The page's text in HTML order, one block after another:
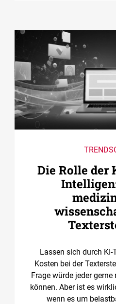
Die Rolle der
Lassen sich durch KI-
Kosten bei der
Frage würde jeder gerne
können. Aber ist es
wenn es um